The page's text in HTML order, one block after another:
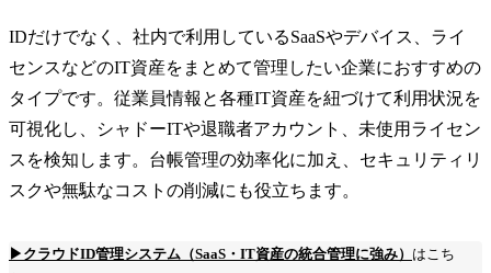
IDだけでなく、社内で利用しているSaaSやデバイス、ライ
センスなどのIT資産をまとめて管理したい企業におすすめの
タイプです。従業員情報と各種IT資産を紐づけて利用状況を
可視化し、シャドーITや退職者アカウント、未使用ライセン
スを検知します。台帳管理の効率化に加え、セキュリティリ
スクや無駄なコストの削減にも役立ちます。
▶クラウドID管理システム（SaaS・IT資産の統合管理に強み） はこち